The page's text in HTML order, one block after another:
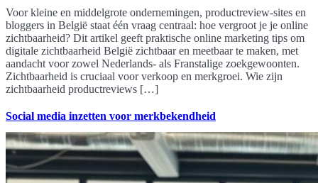
Voor kleine en middelgrote ondernemingen, productreview-sites en
bloggers in België staat één vraag centraal: hoe vergroot je je online
zichtbaarheid? Dit artikel geeft praktische online marketing tips om
digitale zichtbaarheid België zichtbaar en meetbaar te maken, met
aandacht voor zowel Nederlands- als Franstalige zoekgewoonten.
Zichtbaarheid is cruciaal voor verkoop en merkgroei. Wie zijn
zichtbaarheid productreviews […]
Social media inzetten voor merkbekendheid